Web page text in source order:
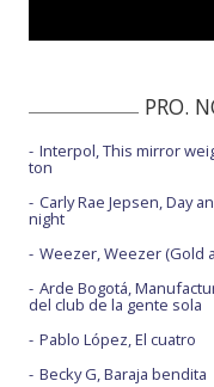
PRO.
Interpol, This mirror
ton
Carly Rae Jepsen, Day
night
Weezer, Weezer (Gold
Arde Bogotá,
del club de la gente sola
Pablo López, El cuatro
Becky G, Baraja bendita